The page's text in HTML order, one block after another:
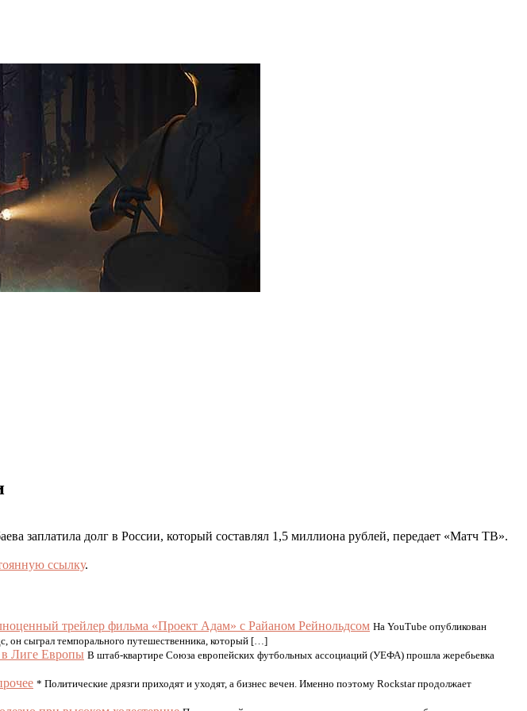
заплатила долг в России, который составлял 1,5 миллиона рублей, передает «Матч ТВ».
ссылку.
трейлер фильма «Проект Адам» с Райаном Рейнольдсом На YouTube опубликован
он сыграл темпорального путешественника, который […]
в Лиге Европы В штаб-квартире Союза европейских футбольных ассоциаций (УЕФА) прошла жеребьевка
* Политические дрязги приходят и уходят, а бизнес вечен. Именно поэтому Rockstar продолжает